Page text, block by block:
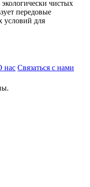
чистых
передовые
условий для
нас Связаться с нами